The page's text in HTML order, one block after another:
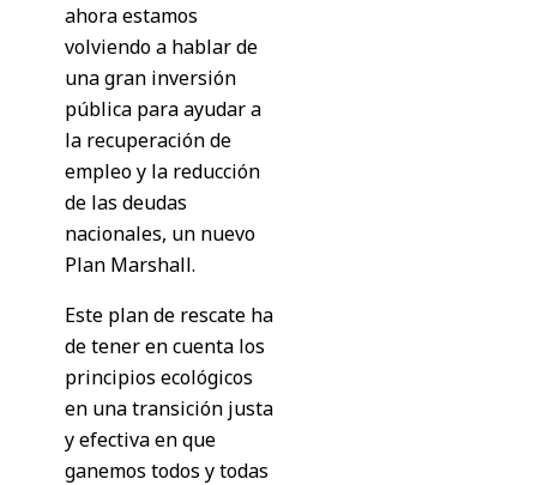
ahora estamos
volviendo a hablar de
una gran inversión
pública para ayudar a
la recuperación de
empleo y la reducción
de las deudas
nacionales, un nuevo
Plan Marshall.
Este plan de rescate ha
de tener en cuenta los
principios ecológicos
en una transición justa
y efectiva en que
ganemos todos y todas